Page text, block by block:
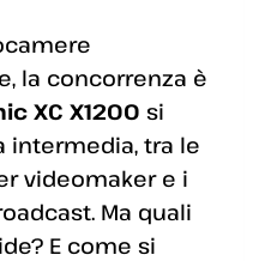
la concorrenza è
XC X1200 si
intermedia, tra le
videomaker e i
Ma quali
E come si